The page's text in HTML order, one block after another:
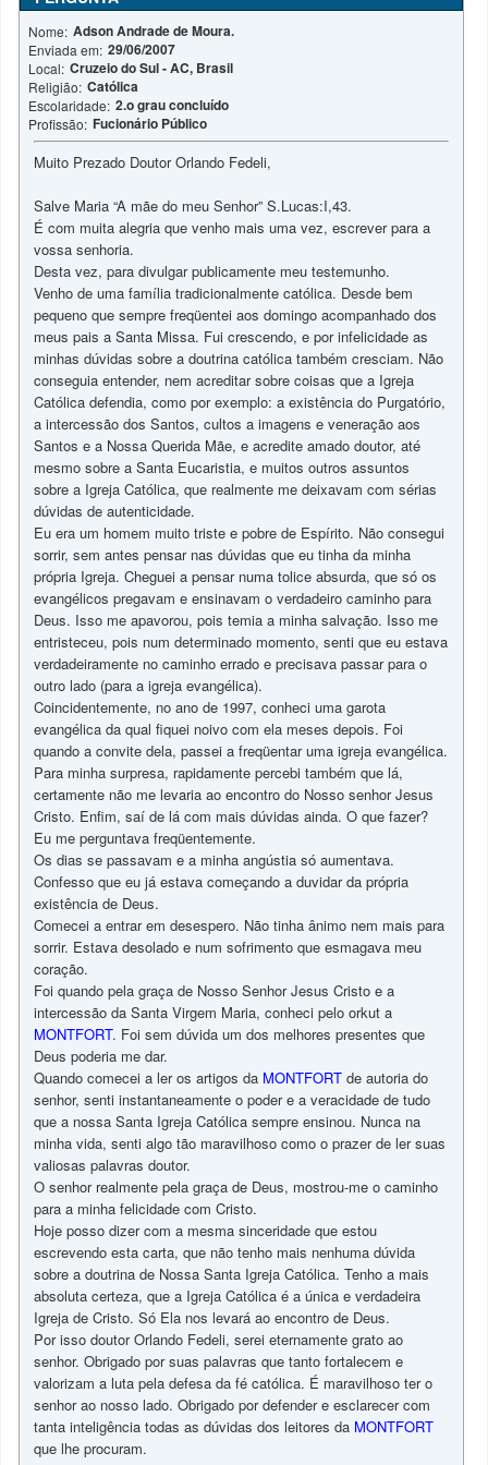
Nome: Adson Andrade de Moura.
Enviada em: 29/06/2007
Local: Cruzeio do Sul - AC, Brasil
Religião: Católica
Escolaridade: 2.o grau concluído
Profissão: Fucionário Público
Muito Prezado Doutor Orlando Fedeli,
Salve Maria “A mãe do meu Senhor” S.Lucas:I,43.
É com muita alegria que venho mais uma vez, escrever para a
vossa senhoria.
Desta vez, para divulgar publicamente meu testemunho.
Venho de uma família tradicionalmente católica. Desde bem
pequeno que sempre freqüentei aos domingo acompanhado dos
meus pais a Santa Missa. Fui crescendo, e por infelicidade as
minhas dúvidas sobre a doutrina católica também cresciam. Não
conseguia entender, nem acreditar sobre coisas que a Igreja
Católica defendia, como por exemplo: a existência do Purgatório,
a intercessão dos Santos, cultos a imagens e veneração aos
Santos e a Nossa Querida Mãe, e acredite amado doutor, até
mesmo sobre a Santa Eucaristia, e muitos outros assuntos
sobre a Igreja Católica, que realmente me deixavam com sérias
dúvidas de autenticidade.
Eu era um homem muito triste e pobre de Espírito. Não consegui
sorrir, sem antes pensar nas dúvidas que eu tinha da minha
própria Igreja. Cheguei a pensar numa tolice absurda, que só os
evangélicos pregavam e ensinavam o verdadeiro caminho para
Deus. Isso me apavorou, pois temia a minha salvação. Isso me
entristeceu, pois num determinado momento, senti que eu estava
verdadeiramente no caminho errado e precisava passar para o
outro lado (para a igreja evangélica).
Coincidentemente, no ano de 1997, conheci uma garota
evangélica da qual fiquei noivo com ela meses depois. Foi
quando a convite dela, passei a freqüentar uma igreja evangélica.
Para minha surpresa, rapidamente percebi também que lá,
certamente não me levaria ao encontro do Nosso senhor Jesus
Cristo. Enfim, saí de lá com mais dúvidas ainda. O que fazer?
Eu me perguntava freqüentemente.
Os dias se passavam e a minha angústia só aumentava.
Confesso que eu já estava começando a duvidar da própria
existência de Deus.
Comecei a entrar em desespero. Não tinha ânimo nem mais para
sorrir. Estava desolado e num sofrimento que esmagava meu
coração.
Foi quando pela graça de Nosso Senhor Jesus Cristo e a
intercessão da Santa Virgem Maria, conheci pelo orkut a
MONTFORT. Foi sem dúvida um dos melhores presentes que
Deus poderia me dar.
Quando comecei a ler os artigos da MONTFORT de autoria do
senhor, senti instantaneamente o poder e a veracidade de tudo
que a nossa Santa Igreja Católica sempre ensinou. Nunca na
minha vida, senti algo tão maravilhoso como o prazer de ler suas
valiosas palavras doutor.
O senhor realmente pela graça de Deus, mostrou-me o caminho
para a minha felicidade com Cristo.
Hoje posso dizer com a mesma sinceridade que estou
escrevendo esta carta, que não tenho mais nenhuma dúvida
sobre a doutrina de Nossa Santa Igreja Católica. Tenho a mais
absoluta certeza, que a Igreja Católica é a única e verdadeira
Igreja de Cristo. Só Ela nos levará ao encontro de Deus.
Por isso doutor Orlando Fedeli, serei eternamente grato ao
senhor. Obrigado por suas palavras que tanto fortalecem e
valorizam a luta pela defesa da fé católica. É maravilhoso ter o
senhor ao nosso lado. Obrigado por defender e esclarecer com
tanta inteligência todas as dúvidas dos leitores da MONTFORT
que lhe procuram.